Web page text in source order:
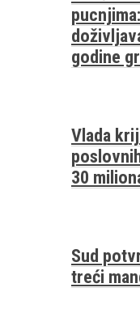
godine
Vlada
30
Sud
treći